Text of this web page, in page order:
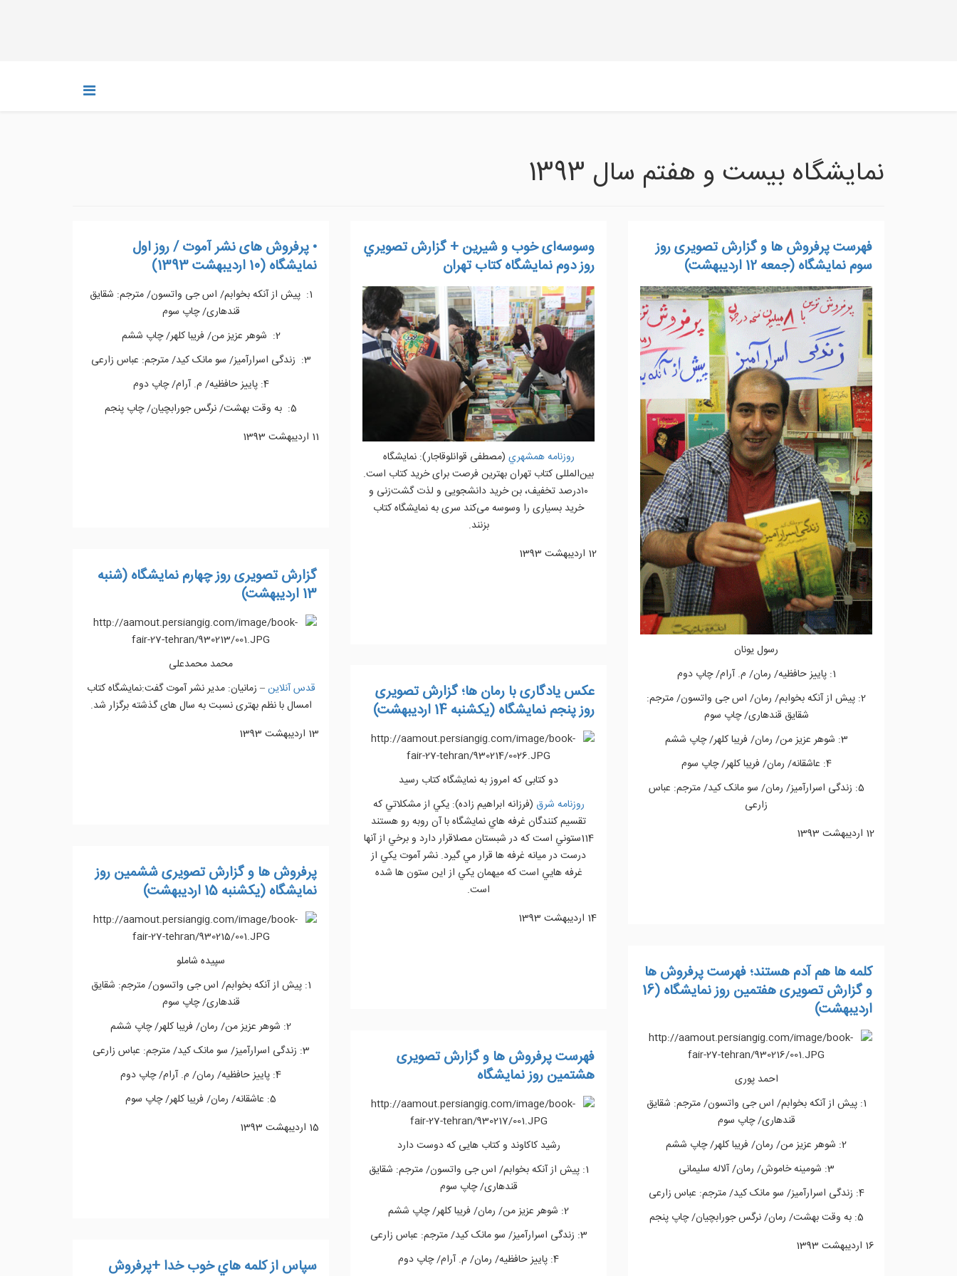
نمایشگاه بیست و هفتم سال 1393
• پرفروش های نشر آموت / روز اول
نمایشگاه (10 اردیبهشت 1393)
1: پیش از آنکه بخوابم/ اس جی واتسون/ مترجم: شقایق
قندهاری/ چاپ سوم
2: شوهر عزیز من/ فریبا کلهر/ چاپ ششم
3: زندگی اسرارآمیز/ سو مانک کید/ مترجم: عباس زارعی
4: پاییز حافظیه/ م. آرام/ چاپ دوم
5: به وقت بهشت/ نرگس جورابچیان/ چاپ پنجم
11 ارديبهشت 1393
وسوسه‌ای خوب و شیرین + گزارش تصويري
روز دوم نمايشگاه كتاب تهران
روزنامه همشهري (مصطفی قوانلوقاجار): نمایشگاه
بین‌المللی کتاب تهران بهترین فرصت برای خرید کتاب است.
۱۰‌درصد تخفیف، بن خرید دانشجویی و لذت گشت‌زنی و
خرید بسیاری را وسوسه می‌کند سری به نمایشگاه کتاب
بزنند.
12 ارديبهشت 1393
فهرست پرفروش ها و گزارش تصویری روز
سوم نمایشگاه (جمعه 12 اردیبهشت)
رسول یونان
1: پاییز حافظیه/ رمان/ م. آرام/ چاپ دوم
2: پیش از آنکه بخوابم/ رمان/ اس جی واتسون/ مترجم:
شقایق قندهاری/ چاپ سوم
3: شوهر عزیز من/ رمان/ فریبا کلهر/ چاپ ششم
4: عاشقانه/ رمان/ فریبا کلهر/ چاپ سوم
5: زندگی اسرارآمیز/ رمان/ سو مانک کید/ مترجم: عباس
زارعی
12 ارديبهشت 1393
گزارش تصویری روز چهارم نمایشگاه (شنبه
13 اردیبهشت)
محمد محمدعلی
قدس آنلاین– زمانیان: مدیر نشر آموت گفت:نمایشگاه کتاب
امسال با نظم بهتری نسبت به سال های گذشته برگزار شد.
13 ارديبهشت 1393
عکس یادگاری با رمان ها؛ گزارش تصویری
روز پنجم نمایشگاه (یکشنبه 14 اردیبهشت)
دو کتابی که امروز به نمایشگاه کتاب رسید
روزنامه شرق (فرزانه ابراهیم زاده): يکي از مشکلاتي که
تقسيم کنندگان غرفه هاي نمايشگاه با آن روبه رو هستند
114ستوني است که در شبستان مصلاقرار دارد و برخي از آنها
درست در ميانه غرفه ها قرار مي گيرد. نشر آموت يکي از
غرفه هايي است که ميهمان يکي از اين ستون ها شده
است.
14 ارديبهشت 1393
پرفروش ها و گزارش تصویری ششمین روز
نمایشگاه (یکشنبه 15 اردیبهشت)
سپیده شاملو
1: پیش از آنکه بخوابم/ اس جی واتسون/ مترجم: شقایق
قندهاری/ چاپ سوم
2: شوهر عزیز من/ رمان/ فریبا کلهر/ چاپ ششم
3: زندگی اسرارآمیز/ سو مانک کید/ مترجم: عباس زارعی
4: پاییز حافظیه/ رمان/ م. آرام/ چاپ دوم
5: عاشقانه/ رمان/ فریبا کلهر/ چاپ سوم
15 ارديبهشت 1393
کلمه ها هم آدم هستند؛ فهرست پرفروش ها
و گزارش تصویری هفتمین روز نمایشگاه (16
اردیبهشت)
احمد پوری
1: پیش از آنکه بخوابم/ اس جی واتسون/ مترجم: شقایق
قندهاری/ چاپ سوم
2: شوهر عزیز من/ رمان/ فریبا کلهر/ چاپ ششم
3: شومینه خاموش/ رمان/ آلاله سلیمانی
4: زندگی اسرارآمیز/ سو مانک کید/ مترجم: عباس زارعی
5: به وقت بهشت/ رمان/ نرگس جورابچیان/ چاپ پنجم
16 ارديبهشت 1393
فهرست پرفروش ها و گزارش تصویری
هشتمین روز نمایشگاه
رشید کاکاوند و کتاب هایی که دوست دارد
1: پیش از آنکه بخوابم/ اس جی واتسون/ مترجم: شقایق
قندهاری/ چاپ سوم
2: شوهر عزیز من/ رمان/ فریبا کلهر/ چاپ ششم
3: زندگی اسرارآمیز/ سو مانک کید/ مترجم: عباس زارعی
4: پاییز حافظیه/ رمان/ م. آرام/ چاپ دوم
سپاس از كلمه هاي خوب خدا +پرفروش